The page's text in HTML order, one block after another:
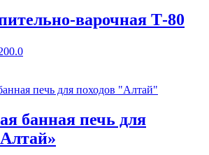
варочная Т-80
Текущая
банная печь для